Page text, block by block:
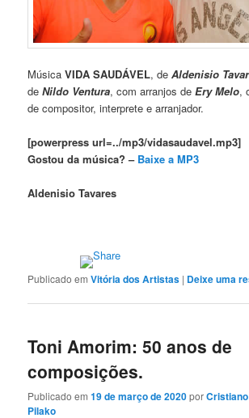
MúsicaVIDA SAUDÁVEL, deAldenisio
deNildo Ventura, com arranjos deEry Melo,
de compositor, interprete e arranjador.
[powerpress url=../mp3/vidasaudavel.mp3]
Gostou da música? – Baixe a MP3
Aldenisio Tavares
Publicado em Vitória dos Artistas | Deixe uma
Toni Amorim: 50 anos de
composições.
Publicado em19 de março de 2020porCristiano
Pilako